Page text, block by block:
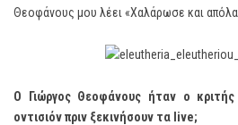
Θεοφάνους μου λέει «Χαλάρωσε και
Ο Γιώργος Θεοφάνους ήταν ο
οντισιόν πριν ξεκινήσουν τα live;